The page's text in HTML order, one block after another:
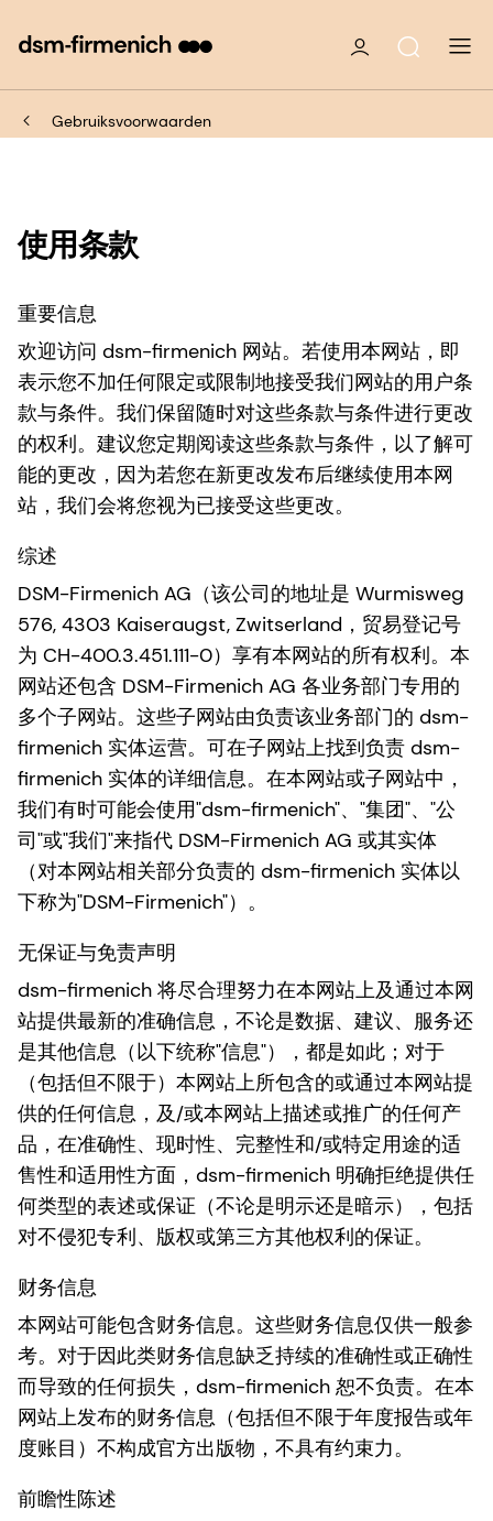
Gebruiksvoorwaarden
使用条款
重要信息
欢迎访问 dsm-firmenich 网站。若使用本网站，即
表示您不加任何限定或限制地接受我们网站的用户条
款与条件。我们保留随时对这些条款与条件进行更改
的权利。建议您定期阅读这些条款与条件，以了解可
能的更改，因为若您在新更改发布后继续使用本网
站，我们会将您视为已接受这些更改。
综述
DSM-Firmenich AG（该公司的地址是 Wurmisweg
576, 4303 Kaiseraugst, Zwitserland，贸易登记号
为 CH-400.3.451.111-0）享有本网站的所有权利。本
网站还包含 DSM-Firmenich AG 各业务部门专用的
多个子网站。这些子网站由负责该业务部门的 dsm-
firmenich 实体运营。可在子网站上找到负责 dsm-
firmenich 实体的详细信息。在本网站或子网站中，
我们有时可能会使用"dsm-firmenich"、"集团"、"公
司"或"我们"来指代 DSM-Firmenich AG 或其实体
（对本网站相关部分负责的 dsm-firmenich 实体以
下称为"DSM-Firmenich"）。
无保证与免责声明
dsm-firmenich 将尽合理努力在本网站上及通过本网
站提供最新的准确信息，不论是数据、建议、服务还
是其他信息（以下统称"信息"），都是如此；对于
（包括但不限于）本网站上所包含的或通过本网站提
供的任何信息，及/或本网站上描述或推广的任何产
品，在准确性、现时性、完整性和/或特定用途的适
售性和适用性方面，dsm-firmenich 明确拒绝提供任
何类型的表述或保证（不论是明示还是暗示），包括
对不侵犯专利、版权或第三方其他权利的保证。
财务信息
本网站可能包含财务信息。这些财务信息仅供一般参
考。对于因此类财务信息缺乏持续的准确性或正确性
而导致的任何损失，dsm-firmenich 恕不负责。在本
网站上发布的财务信息（包括但不限于年度报告或年
度账目）不构成官方出版物，不具有约束力。
前瞻性陈述